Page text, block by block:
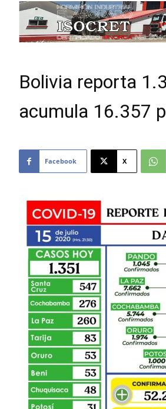
Bolivia reporta
acumula 16.357
Facebook X